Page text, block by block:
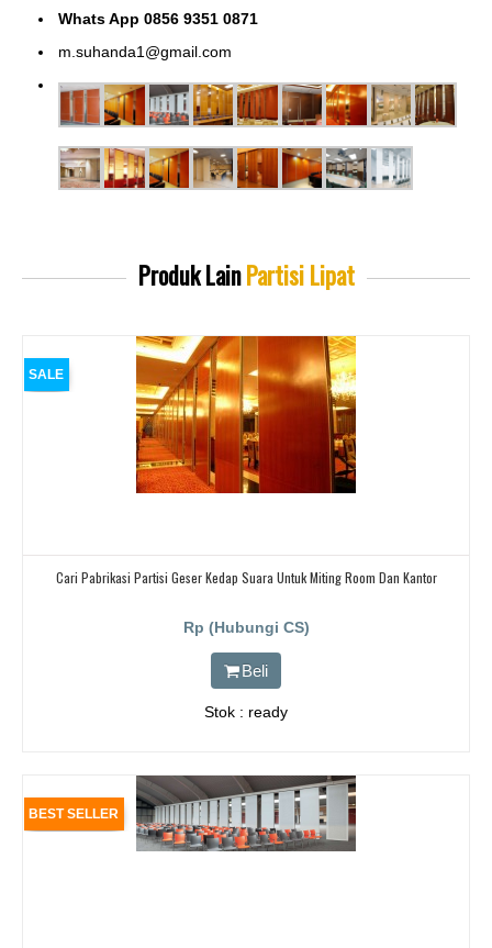
Whats App 0856 9351 0871
m.suhanda1@gmail.com
Produk LainPartisi Lipat
SALE
Cari Pabrikasi Partisi Geser Kedap Suara Untuk Miting Room Dan Kantor
Rp (Hubungi CS)
Beli
Stok : ready
BEST SELLER